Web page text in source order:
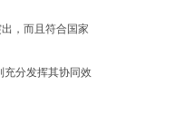
，而且符合国家
分发挥其协同效